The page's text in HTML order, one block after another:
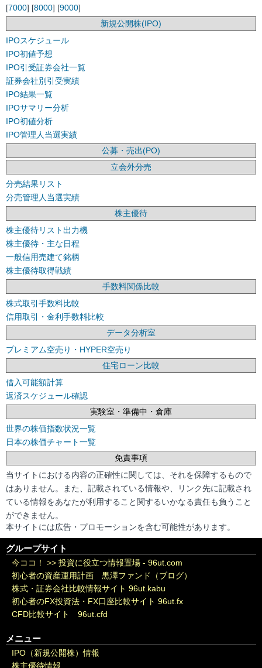
[7000] [8000] [9000]
新規公開株(IPO)
IPOスケジュール
IPO初値予想
IPO引受証券会社一覧
証券会社別引受実績
IPO結果一覧
IPOサマリー分析
IPO初値分析
IPO管理人当選実績
公募・売出(PO)
立会外分売
分売結果リスト
分売管理人当選実績
株主優待
株主優待リスト出力機
株主優待・主な日程
一般信用売建て銘柄
株主優待取得戦績
手数料関係比較
株式取引手数料比較
信用取引・金利手数料比較
データ分析室
プレミアム空売り・HYPER空売り
住宅ローン比較
借入可能額計算
返済スケジュール確認
実験室・準備中・倉庫
世界の株価指数状況一覧
日本の株価チャート一覧
免責事項
当サイトにおける内容の正確性に関しては、それを保障するもので
はありません。また、記載されている情報や、リンク先に記載され
ている情報をあなたが利用すること関するいかなる責任も負うこと
ができません。
本サイトには広告・プロモーションを含む可能性があります。
グループサイト
今ココ！ >> 投資に役立つ情報置場 - 96ut.com
初心者の資産運用計画 黒澤ファンド（ブログ）
株式・証券会社比較情報サイト 96ut.kabu
初心者のFX投資法・FX口座比較サイト 96ut.fx
CFD比較サイト 96ut.cfd
メニュー
IPO（新規公開株）情報
株主優待情報